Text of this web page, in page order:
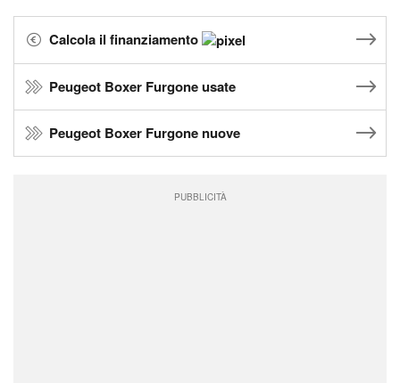
Calcola il finanziamento
Peugeot Boxer Furgone usate
Peugeot Boxer Furgone nuove
PUBBLICITÀ